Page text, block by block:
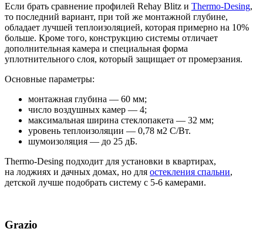
Если брать сравнение профилей Rehay Blitz и Thermo-Desing,
то последний вариант, при той же монтажной глубине,
обладает лучшей теплоизоляцией, которая примерно на 10%
больше. Кроме того, конструкцию системы отличает
дополнительная камера и специальная форма
уплотнительного слоя, который защищает от промерзания.
Основные параметры:
монтажная глубина — 60 мм;
число воздушных камер — 4;
максимальная ширина стеклопакета — 32 мм;
уровень теплоизоляции — 0,78 м2 С/Вт.
шумоизоляция — до 25 дБ.
Thermo-Desing подходит для установки в квартирах,
на лоджиях и дачных домах, но для остекления спальни,
детской лучше подобрать систему с 5-6 камерами.
Grazio